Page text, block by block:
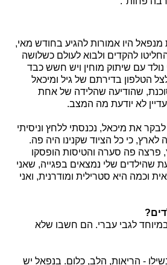
מנפאל היו אמורות להגיע בחודש מאי,
להקדים ולבוא לעולם כשלושה
נולד עם שיתוק מוחין ויש חשש כבד
הטלפון בדירתם של גיל ומיכאל
שהודיעה שהלידה של אחת
לא יודעת מה המצב.
לבקר את מיכאל, נכנסתי ללחץ וניסיתי
כי כל הציוד שקנינו היה פה.
פרצה פה סערה והטיסות הופסקו
שהילדים שלי נמצאים בפגייה, שאני
וכמה היא סטרילית ומודרנית, ואני
לגבי עברי. הם חשבו שלא
- הריאות, הלב, כלום. בנפאל יש